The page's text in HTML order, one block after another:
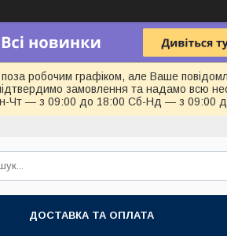
робочим графіком, але Ваше
замовлення та надамо всю
Чт — з 09:00 до 18:00 Сб-Нд — з 09:00
ДОСТАВКА ТА ОПЛАТА